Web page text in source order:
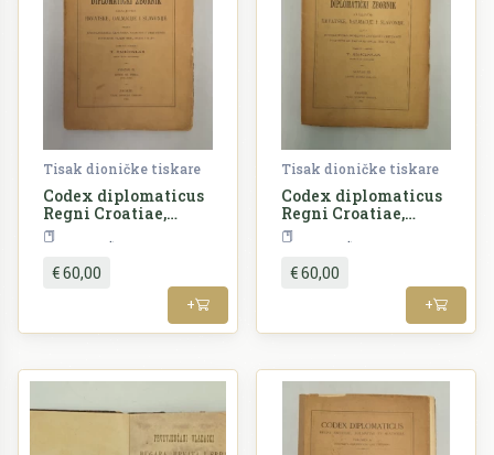
Tisak dioničke tiskare
Codex diplomaticus
Regni Croatiae,
Dalmatiae et
Slavoniae /
Diplomatički
zbornik Kraljevine
Hrvatske, Dalmacije
€ 60,00
+
Tisak dioničke tiskare
Codex diplomaticus
Regni Croatiae,
Dalmatiae et
Slavoniae /
Diplomatički
zbornik Kraljevine
Hrvatske, Dalmacije
€ 60,00
+